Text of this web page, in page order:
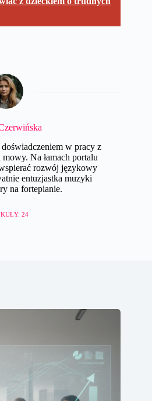
w pracy z
Na łamach portalu
rozwój językowy
entuzjastka muzyki
na fortepianie.
24